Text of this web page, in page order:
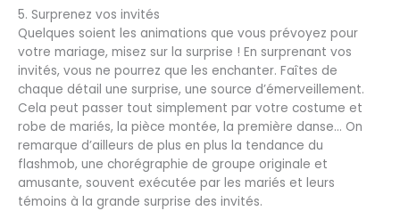
5. Surprenez vos invités
Quelques soient les animations que vous prévoyez pour
votre mariage, misez sur la surprise ! En surprenant vos
invités, vous ne pourrez que les enchanter. Faîtes de
chaque détail une surprise, une source d’émerveillement.
Cela peut passer tout simplement par votre costume et
robe de mariés, la pièce montée, la première danse… On
remarque d’ailleurs de plus en plus la tendance du
flashmob, une chorégraphie de groupe originale et
amusante, souvent exécutée par les mariés et leurs
témoins à la grande surprise des invités.